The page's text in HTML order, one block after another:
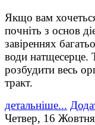
Якщо вам
почніть з основ
завіреннях
води натщесерце.
розбудити весь
тракт.
детальніше...
Четвер, 16